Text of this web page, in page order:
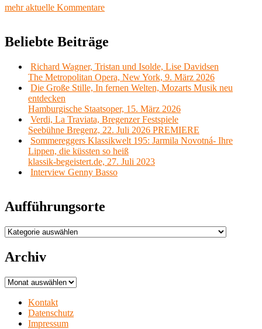
mehr aktuelle Kommentare
Beliebte Beiträge
Richard Wagner, Tristan und Isolde, Lise Davidsen
The Metropolitan Opera, New York, 9. März 2026
Die Große Stille, In fernen Welten, Mozarts Musik neu
entdecken
Hamburgische Staatsoper, 15. März 2026
Verdi, La Traviata, Bregenzer Festspiele
Seebühne Bregenz, 22. Juli 2026 PREMIERE
Sommereggers Klassikwelt 195: Jarmila Novotná- Ihre
Lippen, die küssten so heiß
klassik-begeistert.de, 27. Juli 2023
Interview Genny Basso
Aufführungsorte
Aufführungsorte
Archiv
Archiv
Kontakt
Datenschutz
Impressum